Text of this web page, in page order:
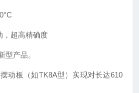
超高精确度
型产品。
动板（如TK8A型）实现对长达610